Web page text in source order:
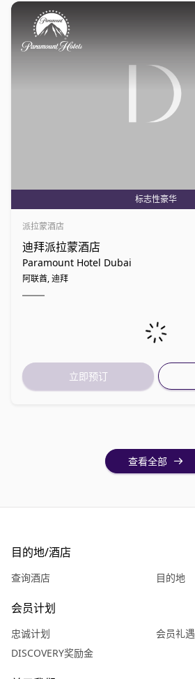
标志性豪华
派拉蒙酒店
迪拜派拉蒙酒店
Paramount Hotel Dubai
阿联酋, 迪拜
立即预订
查看全部
目的地/酒店
查询酒店 目的地
会员计划
忠诚计划
会员礼遇
DISCOVERY奖励金